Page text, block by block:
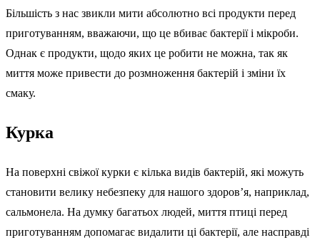
Більшість з нас звикли мити абсолютно всі продукти перед
приготуванням, вважаючи, що це вбиває бактерії і мікроби.
Однак є продукти, щодо яких це робити не можна, так як
миття може привести до розмноження бактерій і зміни їх
смаку.
Курка
На поверхні свіжої курки є кілька видів бактерій, які можуть
становити велику небезпеку для нашого здоров’я, наприклад,
сальмонела. На думку багатьох людей, миття птиці перед
приготуванням допомагає видалити ці бактерії, але насправді